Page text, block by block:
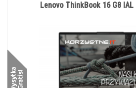
Lenovo ThinkBook 16 G8 IAL